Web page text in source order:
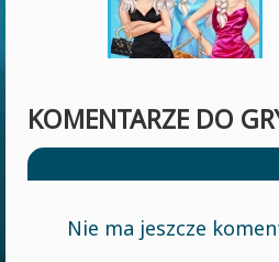
KOMENTARZE DO
Nie ma jeszcze